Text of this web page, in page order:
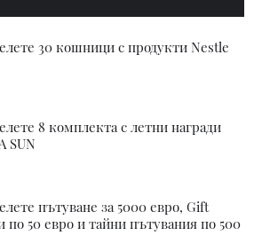
30 кошници с продукти Nestle
8 комплекта с летни награди
SUN
пътуване за 5000 евро, Gift
по 50 евро и тайни пътувания по 500